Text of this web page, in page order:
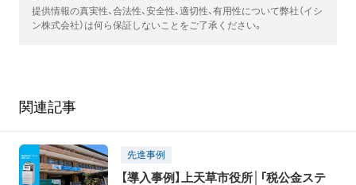
提供情報の真実性、合法性、安全性、適切性、有用性について弊社（イシ
ン株式会社）は何ら保証しないことをご了承ください。
関連記事
先進事例
【導入事例】上天草市役所│「税公金ステ